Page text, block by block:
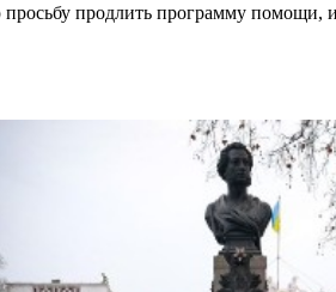
продлить программу